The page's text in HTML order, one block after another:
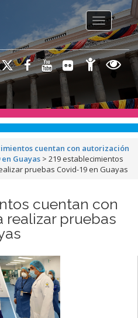
Toggle
cuentan con autorización
Guayas > 219 establecimientos
pruebas Covid-19 en Guayas
cuentan con
realizar pruebas